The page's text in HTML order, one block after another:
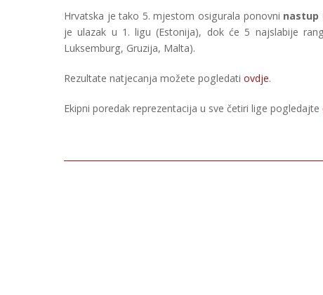
Hrvatska je tako 5. mjestom osigurala ponovni nastup
je ulazak u 1. ligu (Estonija), dok će 5 najslabije
Luksemburg, Gruzija, Malta).
Rezultate natjecanja možete pogledati ovdje.
Ekipni poredak reprezentacija u sve četiri lige pogledajte